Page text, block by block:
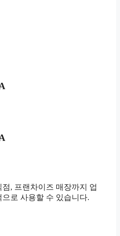
, 프랜차이즈 매장까지 업
로 사용할 수 있습니다.